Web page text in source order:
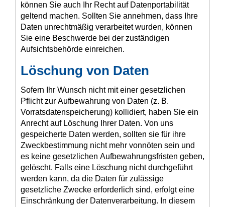
können Sie auch Ihr Recht auf Datenportabilität
geltend machen. Sollten Sie annehmen, dass Ihre
Daten unrechtmäßig verarbeitet wurden, können
Sie eine Beschwerde bei der zuständigen
Aufsichtsbehörde einreichen.
Löschung von Daten
Sofern Ihr Wunsch nicht mit einer gesetzlichen
Pflicht zur Aufbewahrung von Daten (z. B.
Vorratsdatenspeicherung) kollidiert, haben Sie ein
Anrecht auf Löschung Ihrer Daten. Von uns
gespeicherte Daten werden, sollten sie für ihre
Zweckbestimmung nicht mehr vonnöten sein und
es keine gesetzlichen Aufbewahrungsfristen geben,
gelöscht. Falls eine Löschung nicht durchgeführt
werden kann, da die Daten für zulässige
gesetzliche Zwecke erforderlich sind, erfolgt eine
Einschränkung der Datenverarbeitung. In diesem